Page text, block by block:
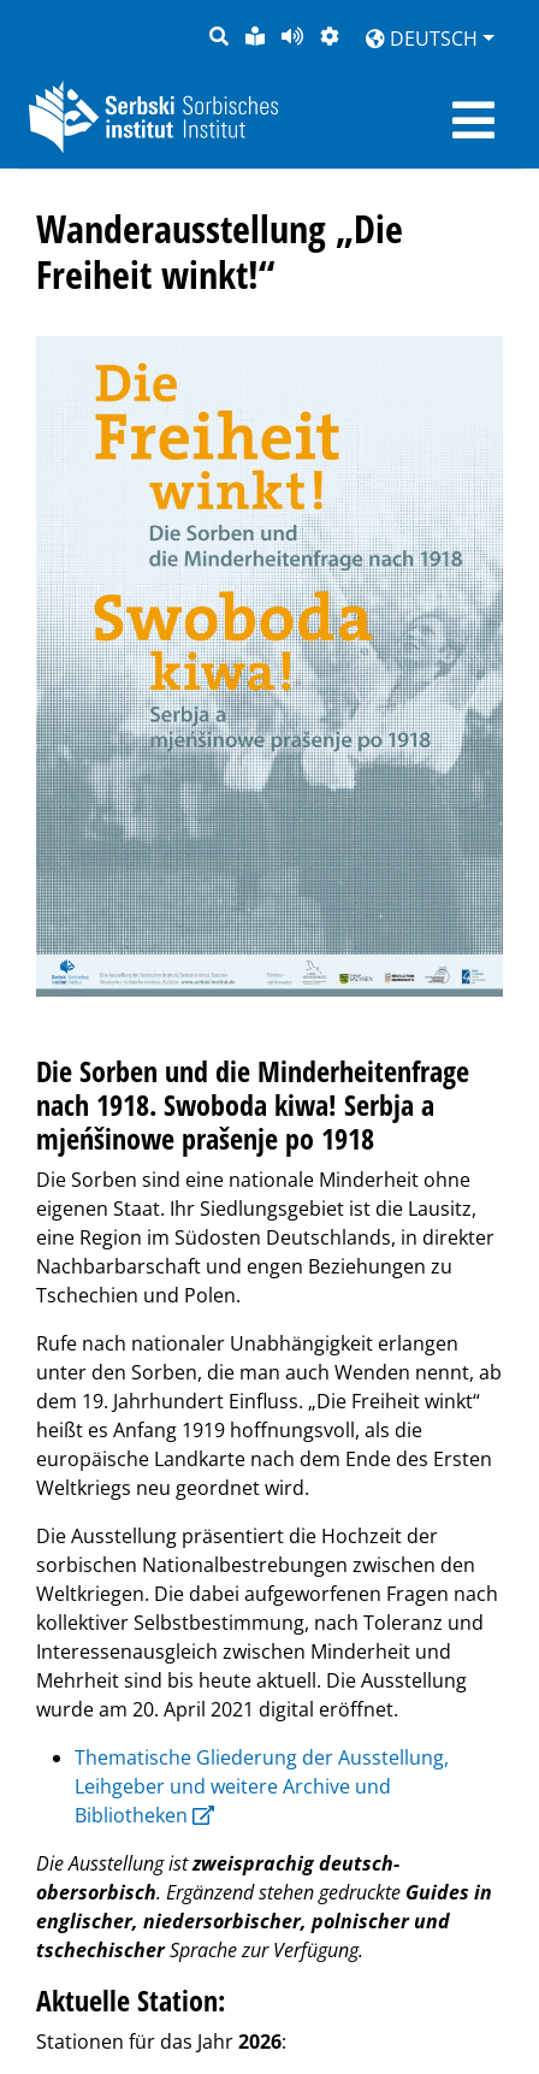
SUCHELEICHTE
SPRACHE
SEITEDARSTELLUNG
DEUTSCH
Wanderausstellung „Die
Freiheit winkt!“
Die Sorben und die Minderheitenfrage
nach 1918. Swoboda kiwa! Serbja a
mjeńšinowe prašenje po 1918
Die Sorben sind eine nationale Minderheit ohne
eigenen Staat. Ihr Siedlungsgebiet ist die Lausitz,
eine Region im Südosten Deutschlands, in direkter
Nachbarbarschaft und engen Beziehungen zu
Tschechien und Polen.
Rufe nach nationaler Unabhängigkeit erlangen
unter den Sorben, die man auch Wenden nennt, ab
dem 19. Jahrhundert Einfluss. „Die Freiheit winkt“
heißt es Anfang 1919 hoffnungsvoll, als die
europäische Landkarte nach dem Ende des Ersten
Weltkriegs neu geordnet wird.
Die Ausstellung präsentiert die Hochzeit der
sorbischen Nationalbestrebungen zwischen den
Weltkriegen. Die dabei aufgeworfenen Fragen nach
kollektiver Selbstbestimmung, nach Toleranz und
Interessenausgleich zwischen Minderheit und
Mehrheit sind bis heute aktuell. Die Ausstellung
wurde am 20. April 2021 digital eröffnet.
Thematische Gliederung der Ausstellung,
Leihgeber und weitere Archive und
Bibliotheken
Die Ausstellung istzweisprachig deutsch-
obersorbisch. Ergänzend stehen gedruckte Guides in
englischer, niedersorbischer, polnischer und
tschechischerSprache zur Verfügung.
Aktuelle Station:
Stationen für das Jahr2026: